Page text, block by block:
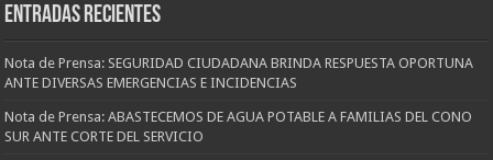
Entradas recientes
Nota de Prensa: SEGURIDAD CIUDADANA BRINDA RESPUESTA OPORTUNA
ANTE DIVERSAS EMERGENCIAS E INCIDENCIAS
Nota de Prensa: ABASTECEMOS DE AGUA POTABLE A FAMILIAS DEL CONO
SUR ANTE CORTE DEL SERVICIO